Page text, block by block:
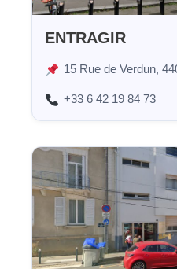
ENTRAGIR
15 Rue de Verdun,
+33 6 42 19 84 73